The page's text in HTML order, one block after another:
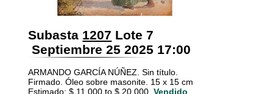
Subasta 1207 Lote 7
Septiembre 25 2025 17:00
ARMANDO GARCÍA NÚÑEZ. Sin título.
Firmado. Óleo sobre masonite. 15 x 15 cm
Estimado: $ 11,000 to $ 20,000. Vendido